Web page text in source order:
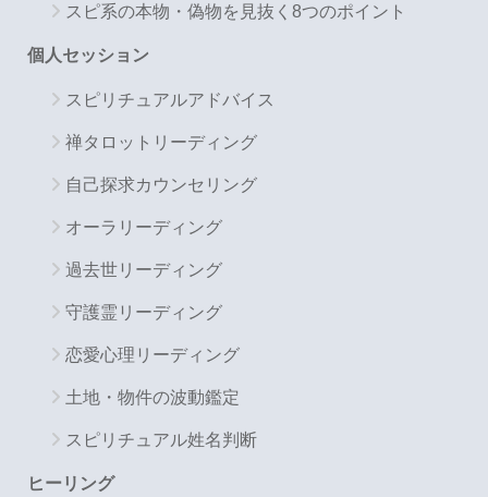
スピ系の本物・偽物を見抜く8つのポイント
個人セッション
スピリチュアルアドバイス
禅タロットリーディング
自己探求カウンセリング
オーラリーディング
過去世リーディング
守護霊リーディング
恋愛心理リーディング
土地・物件の波動鑑定
スピリチュアル姓名判断
ヒーリング